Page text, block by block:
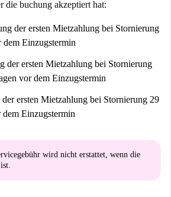
die buchung akzeptiert hat:
der ersten Mietzahlung bei Stornierung
dem Einzugstermin
der ersten Mietzahlung bei Stornierung
vor dem Einzugstermin
ersten Mietzahlung bei Stornierung 29
Einzugstermin
wird nicht erstattet, wenn die